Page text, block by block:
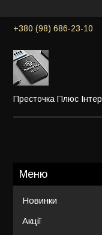
+380 (98) 686-23-10
Престочка Плюс
Новинки
Акції